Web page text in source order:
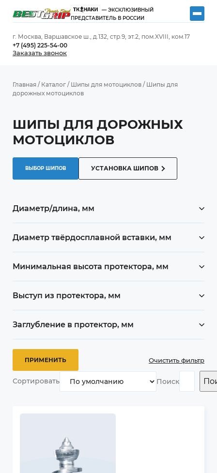
— ЭКСКЛЮЗИВНЫЙ
ПРЕДСТАВИТЕЛЬ В РОССИИ
г. Москва, Варшавское ш., д.132, стр.9, эт.2, пом.XVIII, ком.17
+7 (495) 225-54-00
Заказать звонок
Главная / Каталог / Шипы для мотоциклов / Шипы для
дорожных мотоциклов
ШИПЫ ДЛЯ ДОРОЖНЫХ
МОТОЦИКЛОВ
ВЫБОР ШИПОВ УСТАНОВКА ШИПОВ
Диаметр/длина, мм
Диаметр твёрдосплавной вставки, мм
Минимальная высота протектора, мм
Выступ из протектора, мм
Заглубление в протектор, мм
Очистить фильтр
Сортировать Поиск